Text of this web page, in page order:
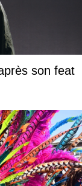
son feat